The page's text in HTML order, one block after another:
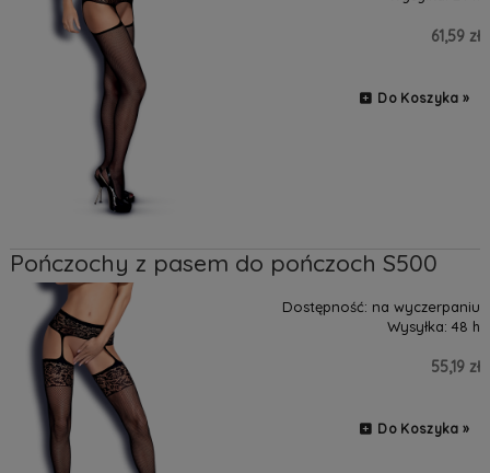
61,59 zł
Do Koszyka »
Pończochy z pasem do pończoch S500
Dostępność: na wyczerpaniu
Wysyłka: 48 h
55,19 zł
Do Koszyka »